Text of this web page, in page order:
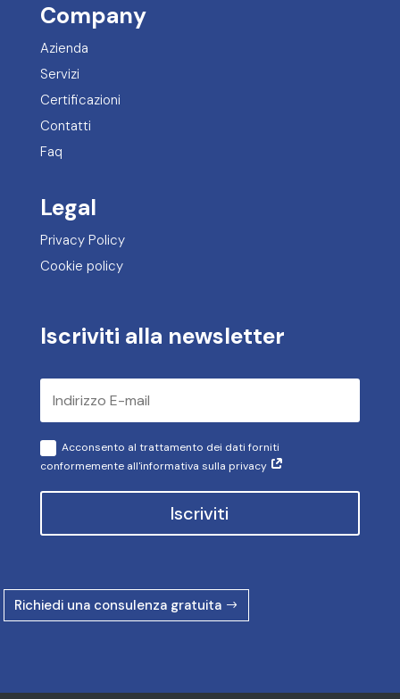
Company
Azienda
Servizi
Certificazioni
Contatti
Faq
Legal
Privacy Policy
Cookie policy
Iscriviti alla newsletter
Acconsento al trattamento dei dati forniti
conformemente all'informativa sulla privacy
Iscriviti
Richiedi una consulenza gratuita